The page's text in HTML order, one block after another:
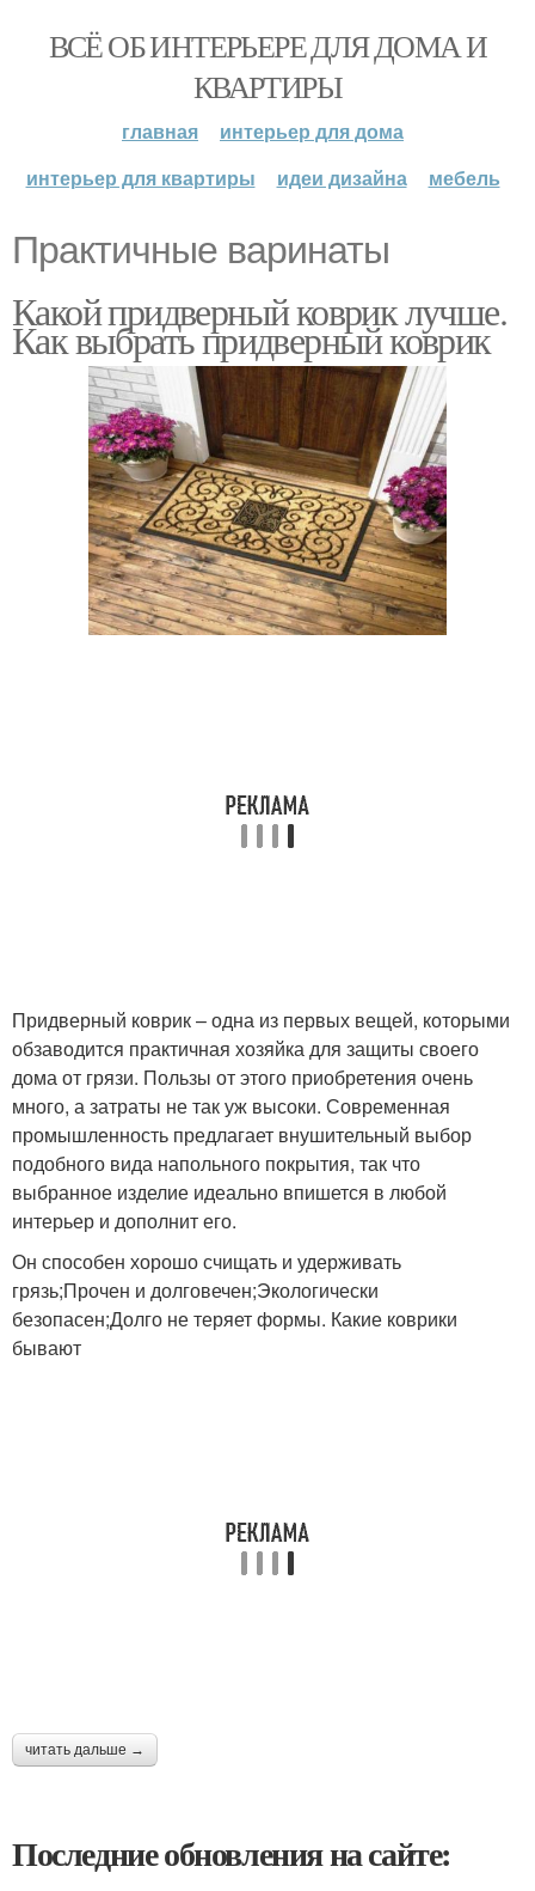
ВСЁ ОБ ИНТЕРЬЕРЕ ДЛЯ ДОМА И
КВАРТИРЫ
главная
интерьер для дома
интерьер для квартиры
идеи дизайна мебель
Практичные варинаты
Какой придверный коврик лучше.
Как выбрать придверный коврик
Придверный коврик – одна из первых вещей, которыми
обзаводится практичная хозяйка для защиты своего
дома от грязи. Пользы от этого приобретения очень
много, а затраты не так уж высоки. Современная
промышленность предлагает внушительный выбор
подобного вида напольного покрытия, так что
выбранное изделие идеально впишется в любой
интерьер и дополнит его.
Он способен хорошо счищать и удерживать
грязь;Прочен и долговечен;Экологически
безопасен;Долго не теряет формы. Какие коврики
бывают
читать дальше →
Последние обновления на сайте: